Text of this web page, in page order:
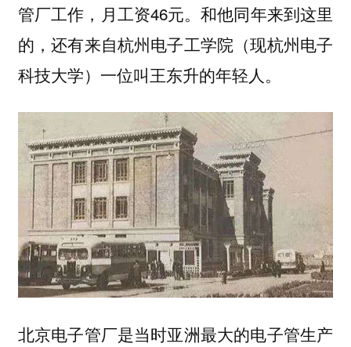
管厂工作，月工资46元。和他同年来到这里
的，还有来自杭州电子工学院（现杭州电子
科技大学）一位叫王东升的年轻人。
北京电子管厂是当时亚洲最大的电子管生产